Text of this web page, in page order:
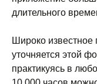
длительного
Широко известное
уточняется этой
практикуясь в